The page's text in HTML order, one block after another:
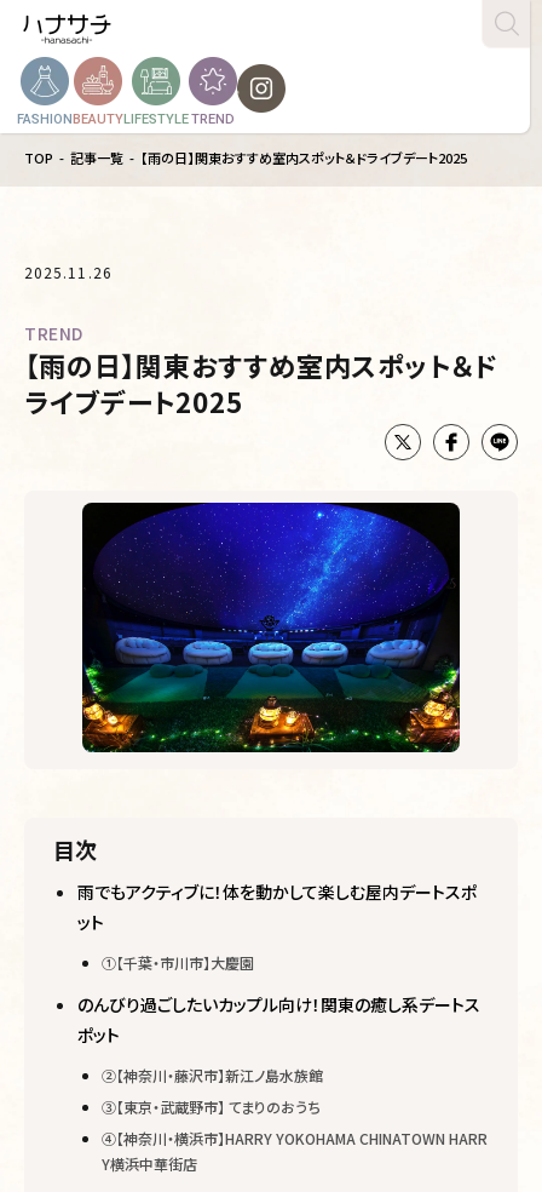
FASHIONBEAUTYLIFESTYLETREND
TOP 記事一覧 【雨の日】関東おすすめ室内スポット＆ドライブデート2025
2025.11.26
TREND
【雨の日】関東おすすめ室内スポット＆ド
ライブデート2025
目次
雨でもアクティブに！体を動かして楽しむ屋内デートスポ
ット
①【千葉・市川市】大慶園
のんびり過ごしたいカップル向け！関東の癒し系デートス
ポット
②【神奈川・藤沢市】新江ノ島水族館
③【東京・武蔵野市】 てまりのおうち
④【神奈川・横浜市】HARRY YOKOHAMA CHINATOWN HARR
Y横浜中華街店